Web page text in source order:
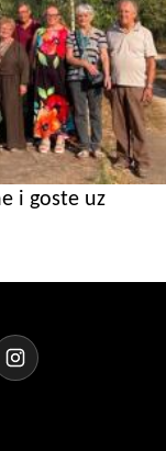
i goste uz